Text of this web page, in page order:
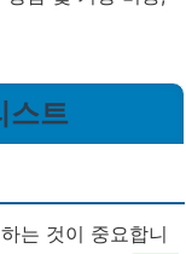
스트
는 것이 중요합니